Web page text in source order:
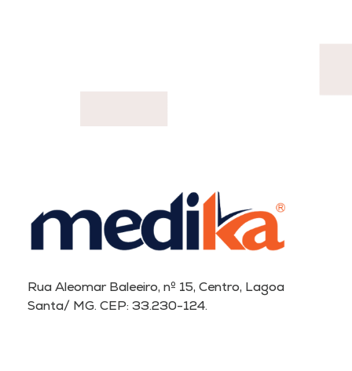
Rua Aleomar Baleeiro, nº 15, Centro, Lagoa
Santa/ MG. CEP: 33.230-124.